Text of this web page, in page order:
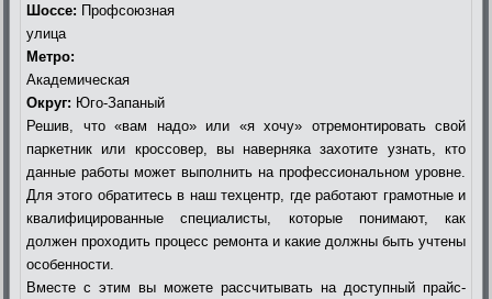
Шоссе: Профсоюзная
улица
Метро:
Академическая
Округ: Юго-Запаный
Решив, что «вам надо» или «я хочу» отремонтировать свой
паркетник или кроссовер, вы наверняка захотите узнать, кто
данные работы может выполнить на профессиональном уровне.
Для этого обратитесь в наш техцентр, где работают грамотные и
квалифицированные специалисты, которые понимают, как
должен проходить процесс ремонта и какие должны быть учтены
особенности.
Вместе с этим вы можете рассчитывать на доступный прайс-